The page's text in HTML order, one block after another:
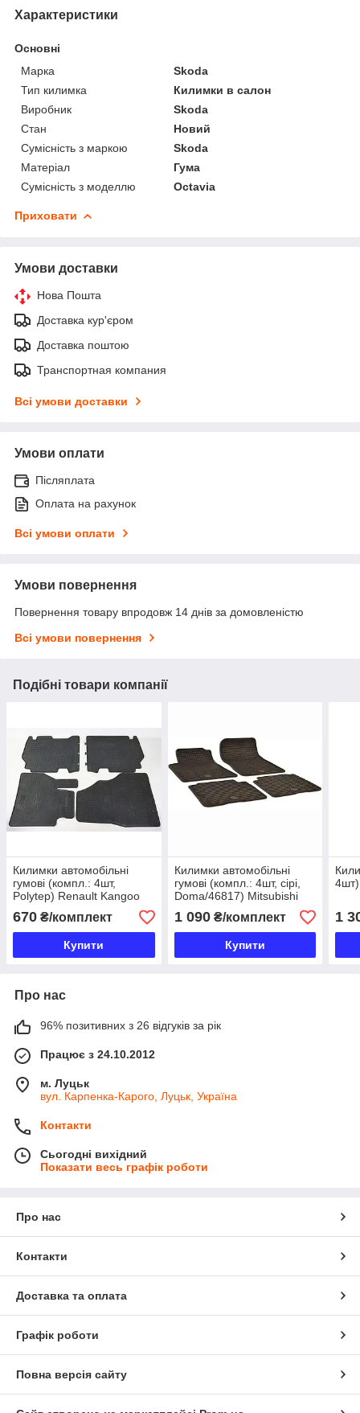
Характеристики
Основні
Марка
Skoda
Тип килимка
Килимки в салон
Виробник
Skoda
Стан
Новий
Сумісність з маркою
Skoda
Матеріал
Гума
Сумісність з моделлю
Octavia
Приховати
Умови доставки
Нова Пошта
Доставка кур'єром
Доставка поштою
Транспортная компания
Всі умови доставки
Умови оплати
Післяплата
Оплата на рахунок
Всі умови оплати
Умови повернення
Повернення товару впродовж 14 днів за домовленістю
Всі умови повернення
Подібні товари компанії
Килимки автомобільні
гумові (компл.: 4шт,
Polуtep) Renault Kangoo
2008-...
670 ₴/комплект
Купити
Килимки автомобільні
гумові (компл.: 4шт, сірі,
Doma/46817) Mitsubishi
Pajero IV 2006-...
1 090₴/комплект
Купити
1
Про нас
96% позитивних з 26 відгуків за рік
Працює з 24.10.2012
м. Луцьк
вул. Карпенка-Карого, Луцьк, Україна
Контакти
Сьогодні вихідний
Показати весь графік роботи
Про нас
Контакти
Доставка та оплата
Графік роботи
Повна версія сайту